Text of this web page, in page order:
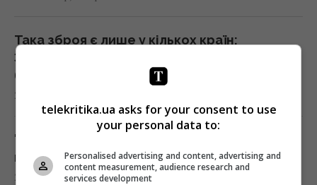
Така зброя є лише у кількох країн:
Зеленський про створення української
балістики
22:00 четвер, 06 серпня 2026
"Динамо" здобуло важливу перемогу у
кваліфікації Ліги конференцій
21:57 четвер, 06 серпня 2026
telekritika.ua asks for your consent to use
your personal data to:
Personalised advertising and content, advertising and
content measurement, audience research and
services development